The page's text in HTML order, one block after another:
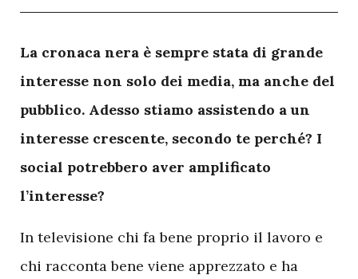
La cronaca nera è sempre stata di grande
interesse non solo dei media, ma anche del
pubblico. Adesso stiamo assistendo a un
interesse crescente, secondo te perché? I
social potrebbero aver amplificato
l’interesse?
In televisione chi fa bene proprio il lavoro e
chi racconta bene viene apprezzato e ha